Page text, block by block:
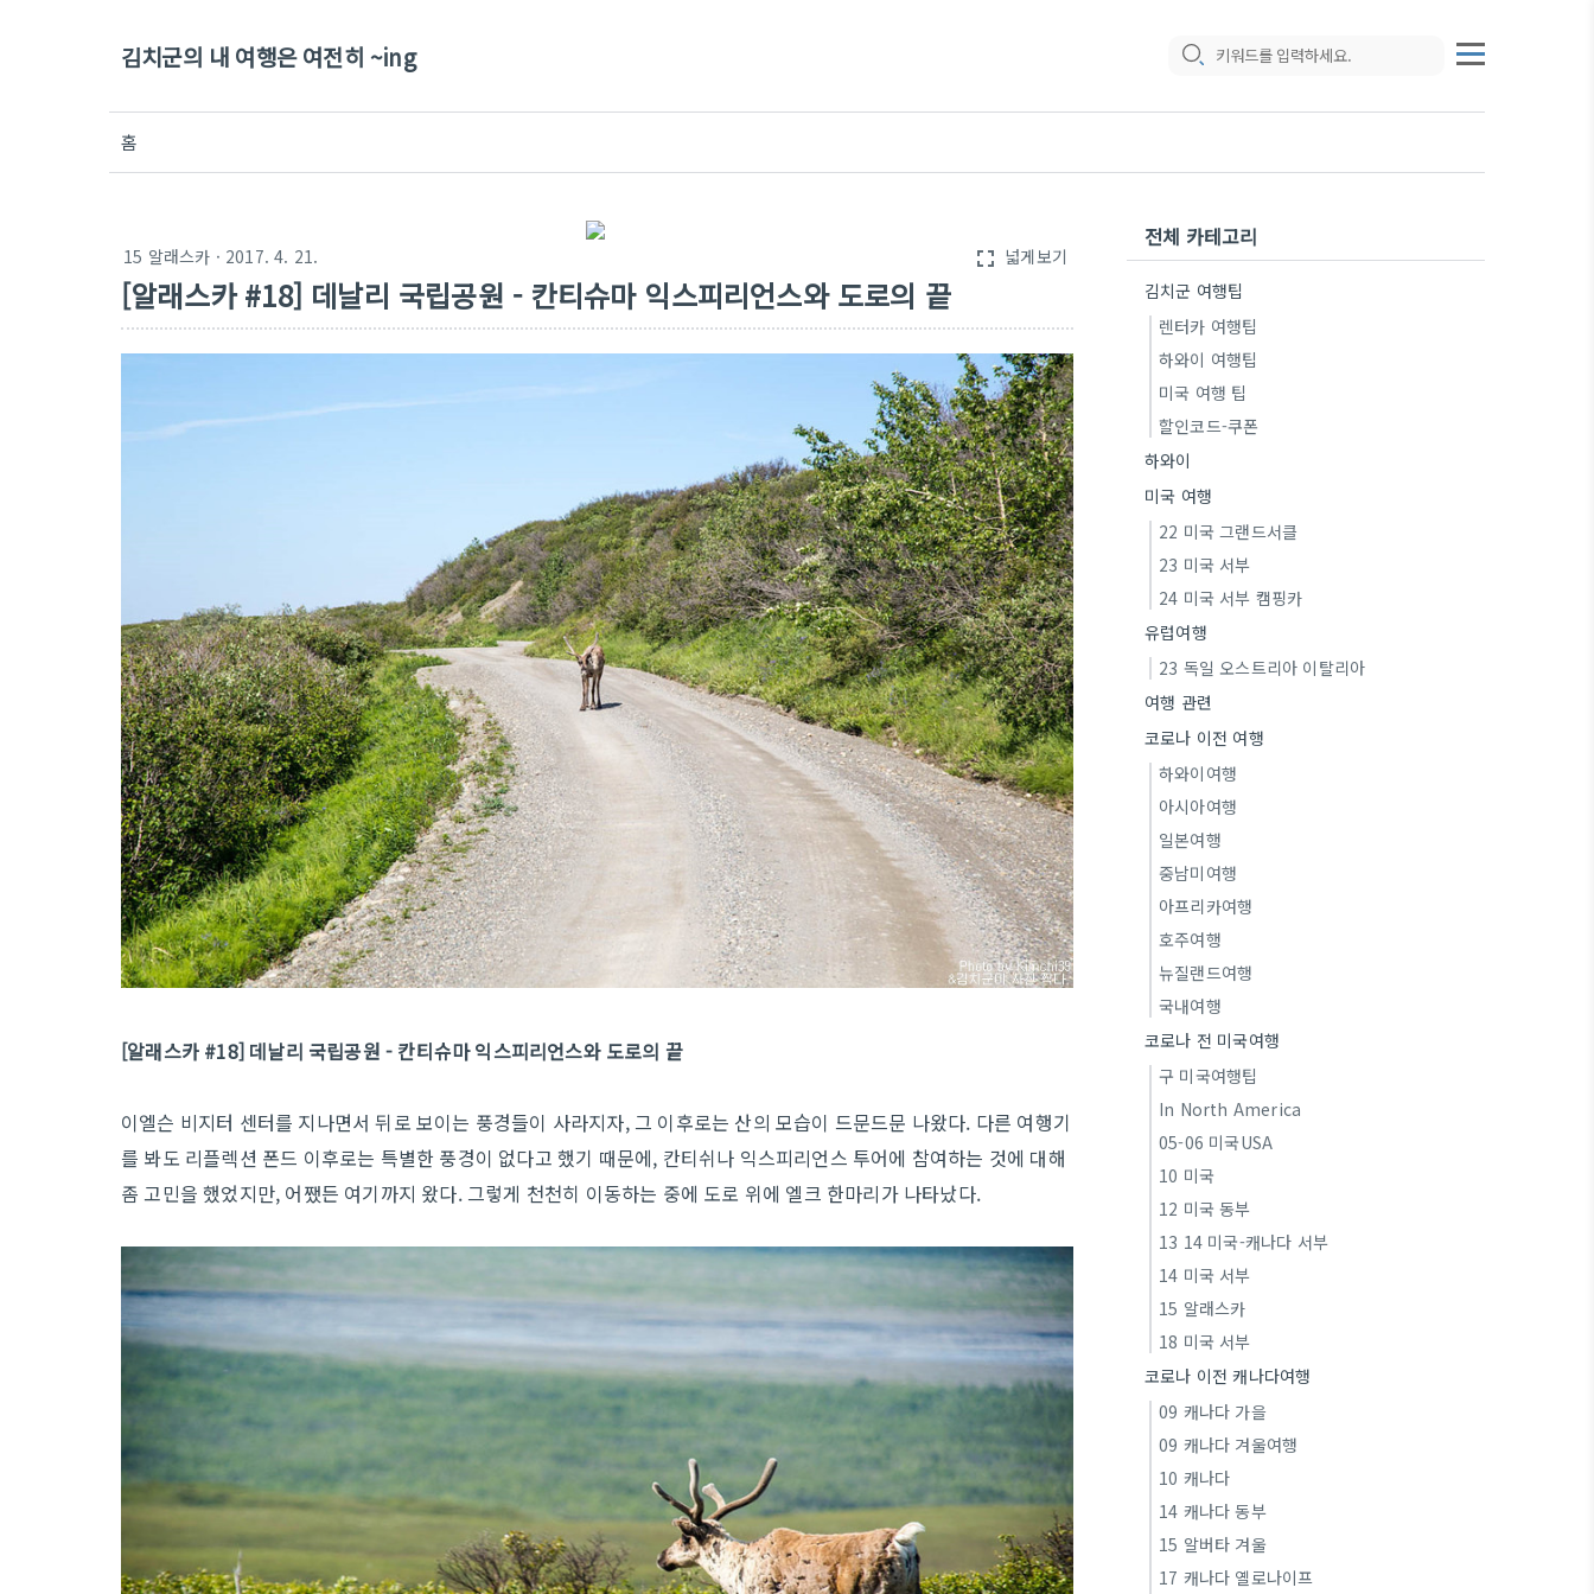
김치군의 내 여행은 여전히 ~ing
홈
15 알래스카 · 2017. 4. 21. fullscreen 넓게보기
[알래스카 #18] 데날리 국립공원 - 칸티슈마 익스피리언스와 도로의 끝
[알래스카 #18] 데날리 국립공원 - 칸티슈마 익스피리언스와 도로의 끝
이엘슨 비지터 센터를 지나면서 뒤로 보이는 풍경들이 사라지자, 그 이후로는 산의 모습이 드문드문 나왔다. 다른 여행기
를 봐도 리플렉션 폰드 이후로는 특별한 풍경이 없다고 했기 때문에, 칸티쉬나 익스피리언스 투어에 참여하는 것에 대해
좀 고민을 했었지만, 어쨌든 여기까지 왔다. 그렇게 천천히 이동하는 중에 도로 위에 엘크 한마리가 나타났다.
전체 카테고리
김치군 여행팁
렌터카 여행팁
하와이 여행팁
미국 여행 팁
할인코드-쿠폰
하와이
미국 여행
22 미국 그랜드서클
23 미국 서부
24 미국 서부 캠핑카
유럽여행
23 독일 오스트리아 이탈리아
여행 관련
코로나 이전 여행
하와이여행
아시아여행
일본여행
중남미여행
아프리카여행
호주여행
뉴질랜드여행
국내여행
코로나 전 미국여행
구 미국여행팁
In North America
05-06 미국USA
10 미국
12 미국 동부
13 14 미국-캐나다 서부
14 미국 서부
15 알래스카
18 미국 서부
코로나 이전 캐나다여행
09 캐나다 가을
09 캐나다 겨울여행
10 캐나다
14 캐나다 동부
15 알버타 겨울
17 캐나다 옐로나이프